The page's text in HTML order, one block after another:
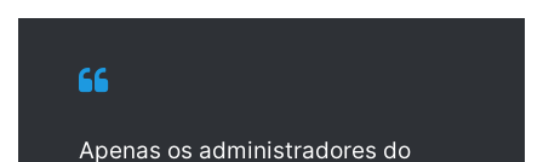
Apenas os administradores do